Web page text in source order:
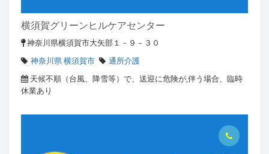
横須賀グリーンヒルケアセンター
神奈川県横須賀市大矢部１－９－３０
神奈川県 横須賀市
通所介護
天候不順（台風、降雪等）で、送迎に危険が,伴う場合、臨時
休業あり